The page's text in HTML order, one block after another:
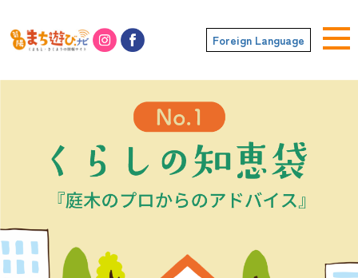
Foreign Language